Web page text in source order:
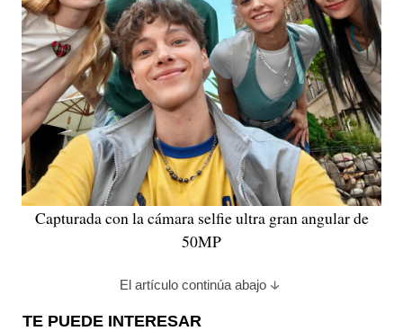
Capturada con la cámara selfie ultra gran angular de
50MP
El artículo continúa abajo
TE PUEDE INTERESAR